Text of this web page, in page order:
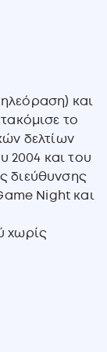
και
το
δελτίων
2004 και του
διεύθυνσης
Night και
χωρίς